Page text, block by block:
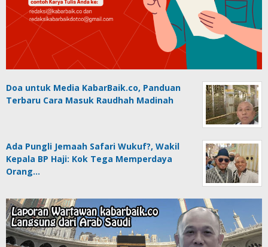
Doa untuk Media KabarBaik.co, Panduan
Terbaru Cara Masuk Raudhah Madinah
Ada Pungli Jemaah Safari Wukuf?, Wakil
Kepala BP Haji: Kok Tega Memperdaya
Orang…